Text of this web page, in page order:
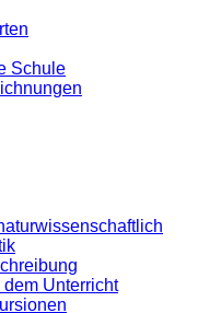
Schule
dem Unterricht